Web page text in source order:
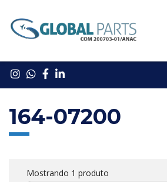
164-07200
Mostrando 1 produto